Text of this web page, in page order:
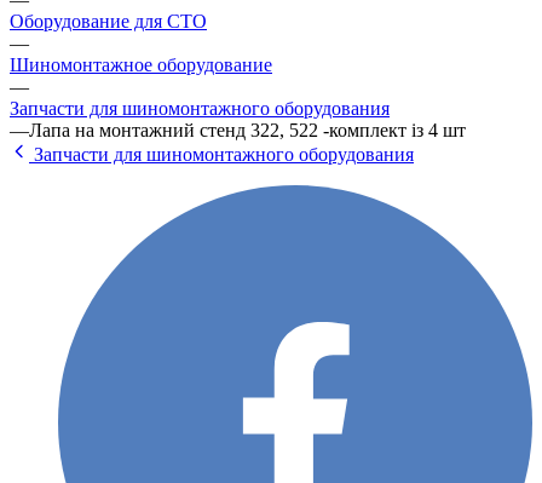
Оборудование для СТО
—
Шиномонтажное оборудование
—
Запчасти для шиномонтажного оборудования
—Лапа на монтажний стенд 322, 522 -комплект із 4 шт
Запчасти для шиномонтажного оборудования